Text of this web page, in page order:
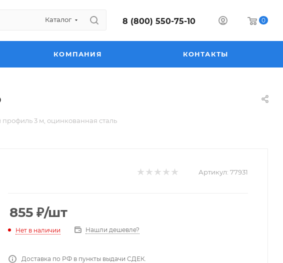
Каталог 8 (800) 550-75-10 0
КОМПАНИЯ КОНТАКТЫ
профиль 3 м, оцинкованная сталь
Артикул: 77931
855 ₽/шт
Нет в наличии Нашли дешевле?
Доставка по РФ в пункты выдачи СДЕК.